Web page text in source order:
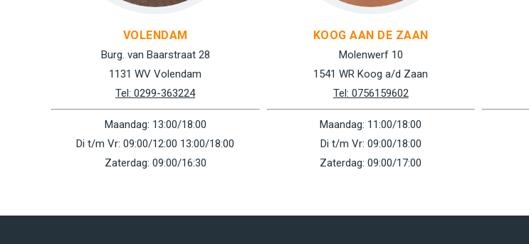
VOLENDAM
Burg. van Baarstraat 28
1131 WV Volendam
Tel: 0299-363224
Maandag: 13:00/18:00
Di t/m Vr: 09:00/12:00 13:00/18:00
Zaterdag: 09:00/16:30
KOOG AAN DE ZAAN
Molenwerf 10
1541 WR Koog a/d Zaan
Tel: 0756159602
Maandag: 11:00/18:00
Di t/m Vr: 09:00/18:00
Zaterdag: 09:00/17:00